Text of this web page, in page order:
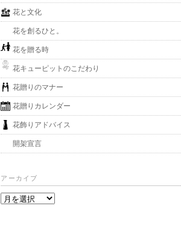
花と文化
花を創るひと。
花を贈る時
花キューピットのこだわり
花贈りのマナー
花贈りカレンダー
花飾りアドバイス
開架宣言
アーカイブ
ア